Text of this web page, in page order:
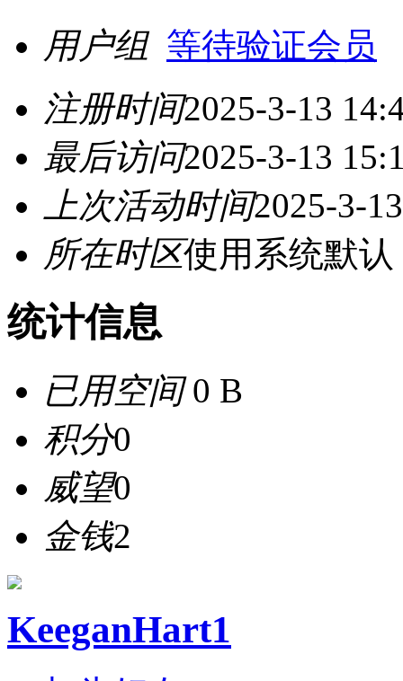
用户组 等待验证会员
注册时间2025-3-13
最后访问2025-3-13
上次活动时间2025-3-
所在时区使用系统默认
统计信息
已用空间0 B
积分0
威望0
金钱2
KeeganHart1